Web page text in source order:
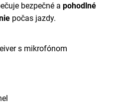
bezpečné a pohodlné
počas jazdy.
s mikrofónom